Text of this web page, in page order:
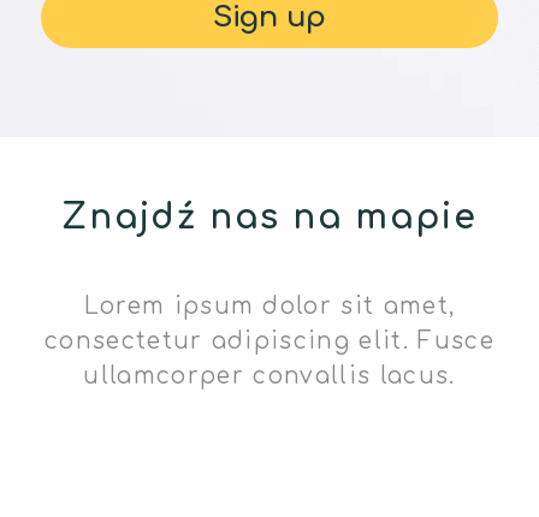
Znajdź nas na mapie
Lorem ipsum dolor sit amet,
consectetur adipiscing elit. Fusce
ullamcorper convallis lacus.